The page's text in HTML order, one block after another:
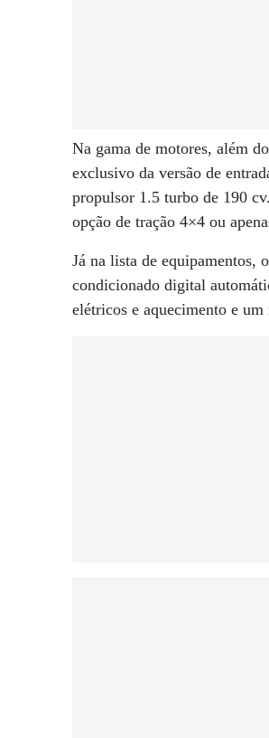
Na gama de motores, além
exclusivo da versão de
propulsor 1.5 turbo de 190
opção de tração 4×4 ou
Já na lista de equipamentos,
condicionado digital
elétricos e aquecimento e